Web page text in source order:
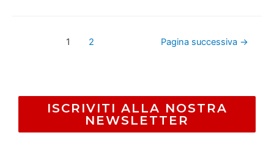
1 2 Pagina successiva →
ISCRIVITI ALLA NOSTRA
NEWSLETTER